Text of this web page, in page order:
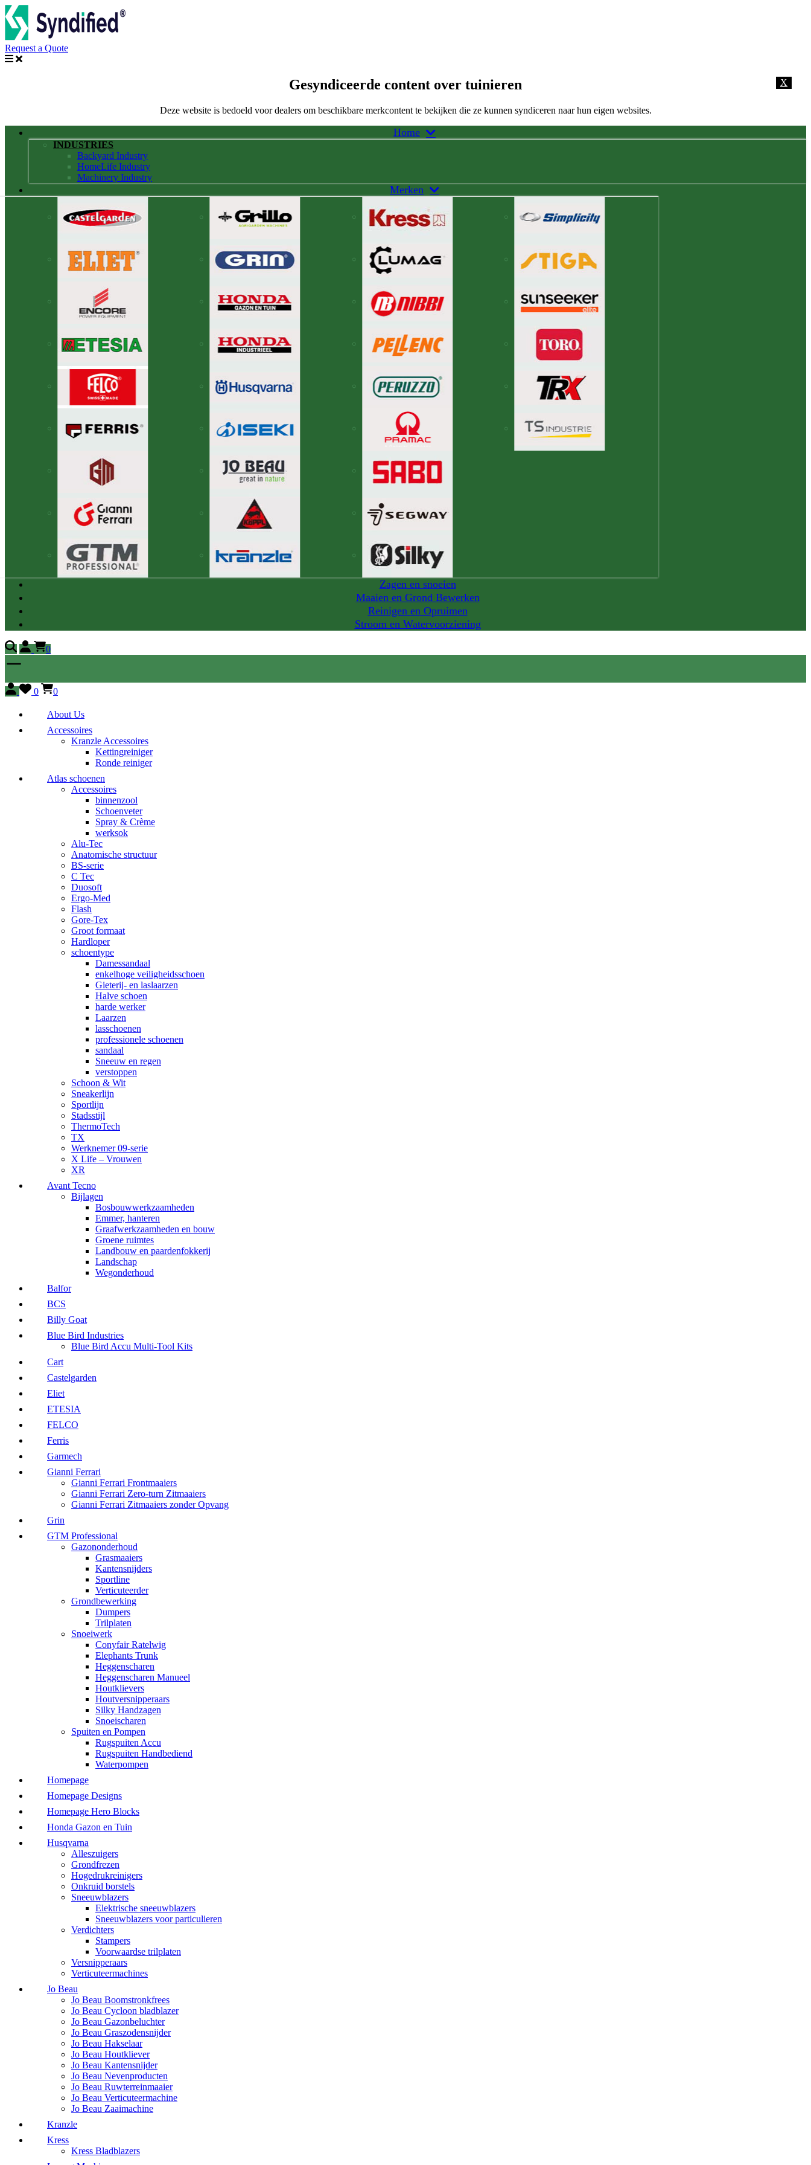
Request a Quote
X
Gesyndiceerde content over tuinieren
Deze website is bedoeld voor dealers om beschikbare merkcontent te bekijken die ze kunnen syndiceren naar hun eigen websites.
Home
INDUSTRIES
Backyard Industry
HomeLife Industry
Machinery Industry
Merken
Zagen en snoeien
Maaien en Grond Bewerken
Reinigen en Opruimen
Stroom en Watervoorziening
0
0 0
About Us
Accessoires
Kranzle Accessoires
Kettingreiniger
Ronde reiniger
Atlas schoenen
Accessoires
binnenzool
Schoenveter
Spray & Crème
werksok
Alu-Tec
Anatomische structuur
BS-serie
C Tec
Duosoft
Ergo-Med
Flash
Gore-Tex
Groot formaat
Hardloper
schoentype
Damessandaal
enkelhoge veiligheidsschoen
Gieterij- en laslaarzen
Halve schoen
harde werker
Laarzen
lasschoenen
professionele schoenen
sandaal
Sneeuw en regen
verstoppen
Schoon & Wit
Sneakerlijn
Sportlijn
Stadsstijl
ThermoTech
TX
Werknemer 09-serie
X Life – Vrouwen
XR
Avant Tecno
Bijlagen
Bosbouwwerkzaamheden
Emmer, hanteren
Graafwerkzaamheden en bouw
Groene ruimtes
Landbouw en paardenfokkerij
Landschap
Wegonderhoud
Balfor
BCS
Billy Goat
Blue Bird Industries
Blue Bird Accu Multi-Tool Kits
Cart
Castelgarden
Eliet
ETESIA
FELCO
Ferris
Garmech
Gianni Ferrari
Gianni Ferrari Frontmaaiers
Gianni Ferrari Zero-turn Zitmaaiers
Gianni Ferrari Zitmaaiers zonder Opvang
Grin
GTM Professional
Gazononderhoud
Grasmaaiers
Kantensnijders
Sportline
Verticuteerder
Grondbewerking
Dumpers
Trilplaten
Snoeiwerk
Conyfair Ratelwig
Elephants Trunk
Heggenscharen
Heggenscharen Manueel
Houtklievers
Houtversnipperaars
Silky Handzagen
Snoeischaren
Spuiten en Pompen
Rugspuiten Accu
Rugspuiten Handbediend
Waterpompen
Homepage
Homepage Designs
Homepage Hero Blocks
Honda Gazon en Tuin
Husqvarna
Alleszuigers
Grondfrezen
Hogedrukreinigers
Onkruid borstels
Sneeuwblazers
Elektrische sneeuwblazers
Sneeuwblazers voor particulieren
Verdichters
Stampers
Voorwaardse trilplaten
Versnipperaars
Verticuteermachines
Jo Beau
Jo Beau Boomstronkfrees
Jo Beau Cycloon bladblazer
Jo Beau Gazonbeluchter
Jo Beau Graszodensnijder
Jo Beau Hakselaar
Jo Beau Houtkliever
Jo Beau Kantensnijder
Jo Beau Nevenproducten
Jo Beau Ruwterreinmaaier
Jo Beau Verticuteermachine
Jo Beau Zaaimachine
Kranzle
Kress
Kress Bladblazers